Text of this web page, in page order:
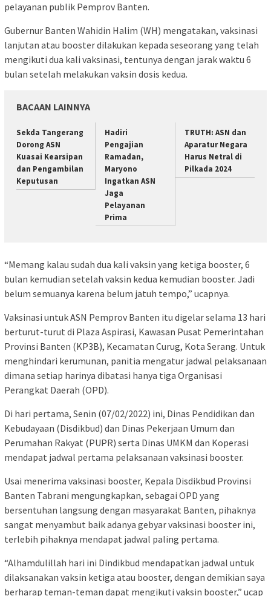
pelayanan publik Pemprov Banten.
Gubernur Banten Wahidin Halim (WH) mengatakan, vaksinasi
lanjutan atau booster dilakukan kepada seseorang yang telah
mengikuti dua kali vaksinasi, tentunya dengan jarak waktu 6
bulan setelah melakukan vaksin dosis kedua.
BACAAN LAINNYA
Sekda Tangerang
Dorong ASN
Kuasai Kearsipan
dan Pengambilan
Keputusan
Hadiri
Pengajian
Ramadan,
Maryono
Ingatkan ASN
Jaga
Pelayanan
Prima
TRUTH: ASN dan
Aparatur Negara
Harus Netral di
Pilkada 2024
“Memang kalau sudah dua kali vaksin yang ketiga booster, 6
bulan kemudian setelah vaksin kedua kemudian booster. Jadi
belum semuanya karena belum jatuh tempo,” ucapnya.
Vaksinasi untuk ASN Pemprov Banten itu digelar selama 13 hari
berturut-turut di Plaza Aspirasi, Kawasan Pusat Pemerintahan
Provinsi Banten (KP3B), Kecamatan Curug, Kota Serang. Untuk
menghindari kerumunan, panitia mengatur jadwal pelaksanaan
dimana setiap harinya dibatasi hanya tiga Organisasi
Perangkat Daerah (OPD).
Di hari pertama, Senin (07/02/2022) ini, Dinas Pendidikan dan
Kebudayaan (Disdikbud) dan Dinas Pekerjaan Umum dan
Perumahan Rakyat (PUPR) serta Dinas UMKM dan Koperasi
mendapat jadwal pertama pelaksanaan vaksinasi booster.
Usai menerima vaksinasi booster, Kepala Disdikbud Provinsi
Banten Tabrani mengungkapkan, sebagai OPD yang
bersentuhan langsung dengan masyarakat Banten, pihaknya
sangat menyambut baik adanya gebyar vaksinasi booster ini,
terlebih pihaknya mendapat jadwal paling pertama.
“Alhamdulillah hari ini Dindikbud mendapatkan jadwal untuk
dilaksanakan vaksin ketiga atau booster, dengan demikian saya
berharap teman-teman dapat mengikuti vaksin booster,” ucap